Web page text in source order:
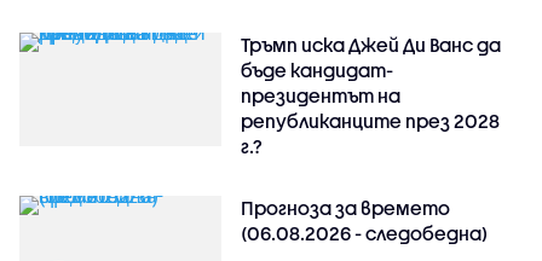
Тръмп иска Джей Ди Ванс да
бъде кандидат-
президентът на
републиканците през 2028
г.?
Прогноза за времето
(06.08.2026 - следобедна)